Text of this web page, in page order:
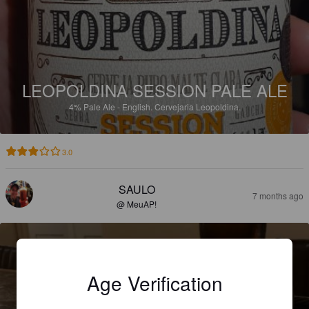
LEOPOLDINA SESSION PALE ALE
4% Pale Ale - English. Cervejaria Leopoldina.
3.0
SAULO
@ MeuAP!
7 months ago
Age Verification